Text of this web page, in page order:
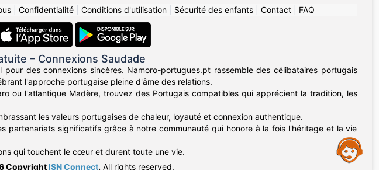
| Confidentialité| Conditions d'utilisation| Sécurité des enfants| Contact| FAQ
– Connexions Saudade
des connexions sincères. Namoro-portugues.pt rassemble des célibataires portugais
l'approche portugaise pleine d'âme des relations.
ou l'atlantique Madère, trouvez des Portugais compatibles qui apprécient la tradition, les
les valeurs portugaises de chaleur, loyauté et connexion authentique.
partenariats significatifs grâce à notre communauté qui honore à la fois l'héritage et la vie
qui touchent le cœur et durent toute une vie.
Copyright ISN Connect. All rights reserved.